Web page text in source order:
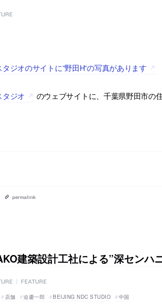
ジオのサイトに”野田H”の写真があります
ジオ
のウェブサイトに、千葉県野田市の
permalink
建築設計工社による”深センハ
| FEATURE
店舗 迫慶一郎 BEIJING NDC STUDIO 中国